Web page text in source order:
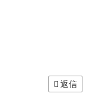
返信